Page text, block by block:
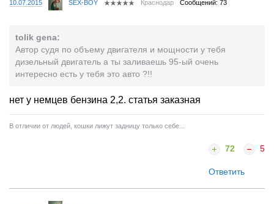
10.07.2015 SEX-BOY Краснодар Сообщений: 73
tolik gena:
Автор судя по объему двигателя и мощности у тебя
дизельный двигатель а ты заливаешь 95-ый очень
интересно есть у тебя это авто ?!!
нет у немцев бензина 2,2. статья заказная
В отличии от людей, кошки лижут задницу только себе...
72 5
Ответить